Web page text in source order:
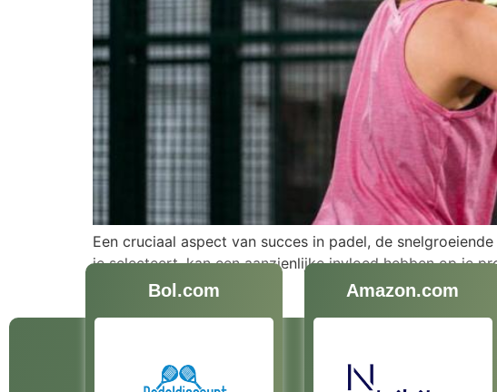
Een cruciaal aspect van succes in padel, de
je selecteert, kan een aanzienlijke invloed hebben op je
die je […]Bol.com Amazon.com